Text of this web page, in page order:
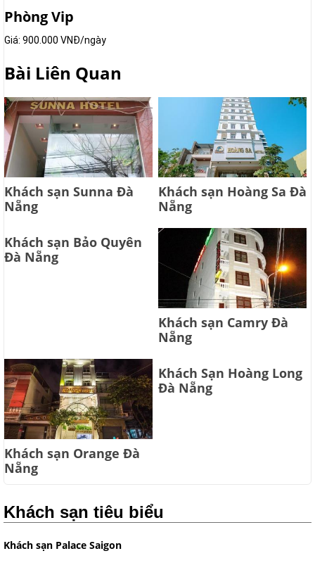
Phòng Vip
Giá: 900.000 VNĐ/ngày
Bài Liên Quan
Khách sạn Sunna Đà
Nẵng
Khách sạn Hoàng Sa Đà
Nẵng
Khách sạn Bảo Quyên
Đà Nẵng
Khách sạn Camry Đà
Nẵng
Khách sạn Orange Đà
Nẵng
Khách Sạn Hoàng Long
Đà Nẵng
Khách sạn tiêu biểu
Khách sạn Palace Saigon